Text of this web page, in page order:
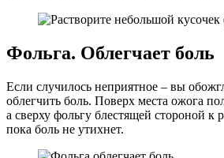
Фольга. Облегчает боль
Если случилось неприятное – вы
облегчить боль. Поверх места ожога
а сверху фольгу блестящей стороной к
пока боль не утихнет.